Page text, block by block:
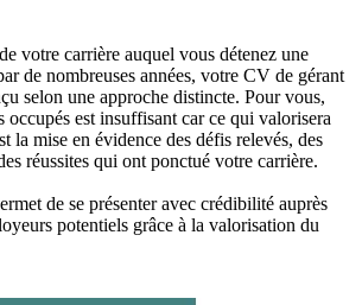
votre carrière auquel vous détenez une
de nombreuses années, votre CV de gérant
selon une approche distincte. Pour vous,
occupés est insuffisant car ce qui valorisera
la mise en évidence des défis relevés, des
réussites qui ont ponctué votre carrière.
de se présenter avec crédibilité auprès
potentiels grâce à la valorisation du